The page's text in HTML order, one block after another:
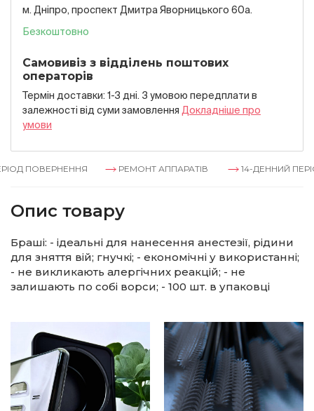
м. Дніпро, проспект Дмитра Яворницького 60а.
Безкоштовно
Самовивіз з відділень поштових
операторів
Термін доставки: 1-3 дні. З умовою передплати в
залежностi вiд суми замовлення Докладнiше про
умови
ПОВЕРНЕННЯ РЕМОНТ АППАРАТІВ 14-ДЕННИЙ
Опис товару
Браші: - ідеальні для нанесення анестезії, рідини
для зняття вій; гнучкі; - економічні у використанні;
- не викликають алергічних реакцій; - не
залишають по собі ворси; - 100 шт. в упаковці